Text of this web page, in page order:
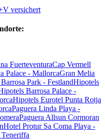
FuerteventuraCap Vermell
Palace - MallorcaGran Melia
Park - FestlandHipotels
Barrosa Palace -
Hipotels Eurotel Punta Rotja
Paguera Linda Playa -
Paguera Allsun Cormoran
Hotel Protur Sa Coma Playa -